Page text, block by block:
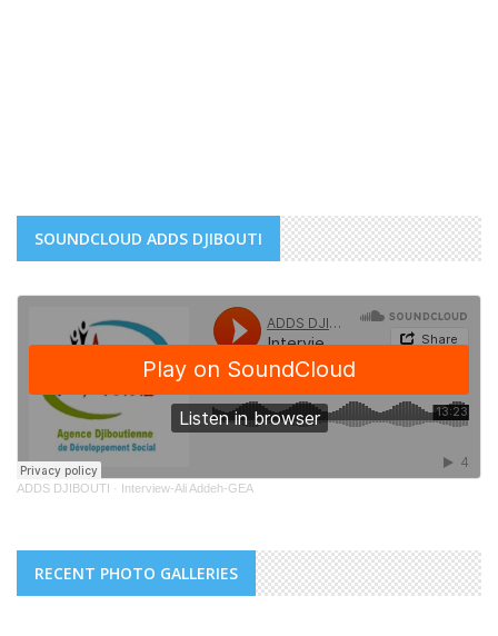
SOUNDCLOUD ADDS DJIBOUTI
ADDS DJIBOUTI · Interview-Ali Addeh-GEA
RECENT PHOTO GALLERIES